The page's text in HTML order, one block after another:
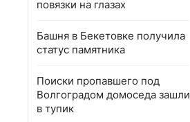
повязки на глазах
Башня в Бекетовке получила
статус памятника
Поиски пропавшего под
Волгоградом домоседа зашли
в тупик